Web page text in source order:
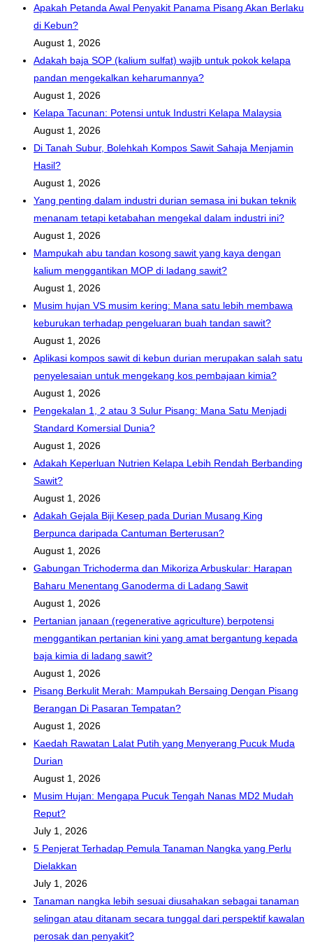
Apakah Petanda Awal Penyakit Panama Pisang Akan Berlaku
di Kebun?
August 1, 2026
Adakah baja SOP (kalium sulfat) wajib untuk pokok kelapa
pandan mengekalkan keharumannya?
August 1, 2026
Kelapa Tacunan: Potensi untuk Industri Kelapa Malaysia
August 1, 2026
Di Tanah Subur, Bolehkah Kompos Sawit Sahaja Menjamin
Hasil?
August 1, 2026
Yang penting dalam industri durian semasa ini bukan teknik
menanam tetapi ketabahan mengekal dalam industri ini?
August 1, 2026
Mampukah abu tandan kosong sawit yang kaya dengan
kalium menggantikan MOP di ladang sawit?
August 1, 2026
Musim hujan VS musim kering: Mana satu lebih membawa
keburukan terhadap pengeluaran buah tandan sawit?
August 1, 2026
Aplikasi kompos sawit di kebun durian merupakan salah satu
penyelesaian untuk mengekang kos pembajaan kimia?
August 1, 2026
Pengekalan 1, 2 atau 3 Sulur Pisang: Mana Satu Menjadi
Standard Komersial Dunia?
August 1, 2026
Adakah Keperluan Nutrien Kelapa Lebih Rendah Berbanding
Sawit?
August 1, 2026
Adakah Gejala Biji Kesep pada Durian Musang King
Berpunca daripada Cantuman Berterusan?
August 1, 2026
Gabungan Trichoderma dan Mikoriza Arbuskular: Harapan
Baharu Menentang Ganoderma di Ladang Sawit
August 1, 2026
Pertanian janaan (regenerative agriculture) berpotensi
menggantikan pertanian kini yang amat bergantung kepada
baja kimia di ladang sawit?
August 1, 2026
Pisang Berkulit Merah: Mampukah Bersaing Dengan Pisang
Berangan Di Pasaran Tempatan?
August 1, 2026
Kaedah Rawatan Lalat Putih yang Menyerang Pucuk Muda
Durian
August 1, 2026
Musim Hujan: Mengapa Pucuk Tengah Nanas MD2 Mudah
Reput?
July 1, 2026
5 Penjerat Terhadap Pemula Tanaman Nangka yang Perlu
Dielakkan
July 1, 2026
Tanaman nangka lebih sesuai diusahakan sebagai tanaman
selingan atau ditanam secara tunggal dari perspektif kawalan
perosak dan penyakit?